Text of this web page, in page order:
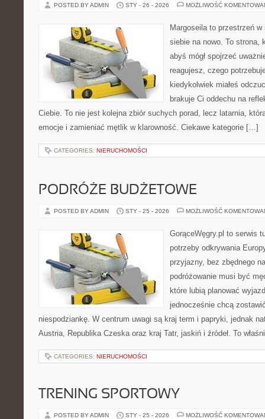
POSTED BY ADMIN STY - 26 - 2026 MOŻLIWOŚĆ
Margoseila to przestrzeń
siebie na nowo. To strona,
abyś mógł spojrzeć
reagujesz, czego
kiedykolwiek miałeś
brakuje Ci oddechu na
Ciebie. To nie jest kolejna zbiór suchych porad, lecz latarnia,
emocje i zamieniać mętlik w klarowność. Ciekawe kategorie […]
CATEGORIES: NIERUCHOMOŚCI
PODRÓŻE BUDŻETOWE
POSTED BY ADMIN STY - 25 - 2026 MOŻLIWOŚĆ
GorąceWęgry.pl to serwis
potrzeby odkrywania
przyjazny, bez zbędnego
podróżowanie musi być
które lubią planować
jednocześnie chcą
niespodziankę. W centrum uwagi są kraj term i papryki, jednak
Austria, Republika Czeska oraz kraj Tatr, jaskiń i źródeł. To
CATEGORIES: NIERUCHOMOŚCI
TRENING SPORTOWY
POSTED BY ADMIN STY - 25 - 2026 MOŻLIWOŚĆ